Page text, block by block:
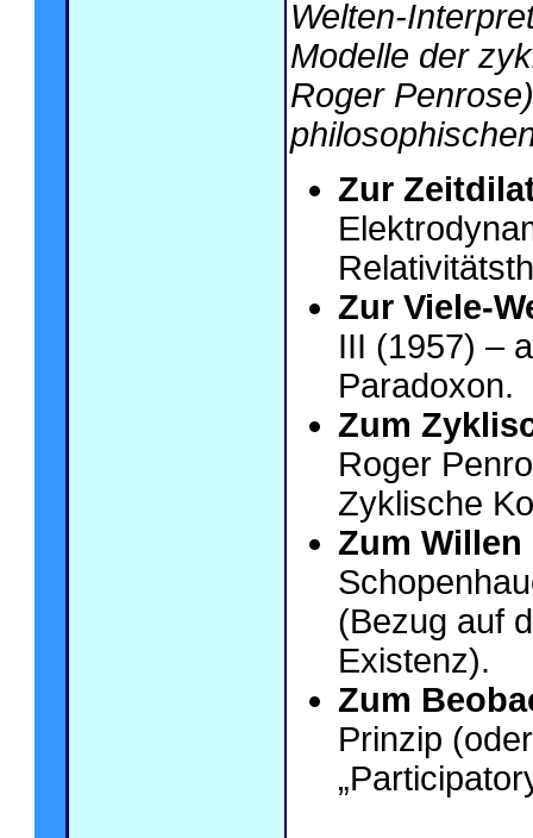
Welten-
Modelle der
Roger
Zur
Zur Viele-
III (1957) –
Paradoxon.
Zum
Roger
Zyklische
Zum
(Bezug auf
Existenz).
Zum
Prinzip